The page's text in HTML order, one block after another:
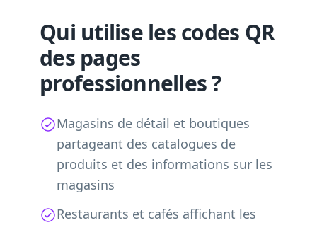
Qui utilise les codes QR
des pages
professionnelles ?
Magasins de détail et boutiques
partageant des catalogues de
produits et des informations sur les
magasins
Restaurants et cafés affichant les